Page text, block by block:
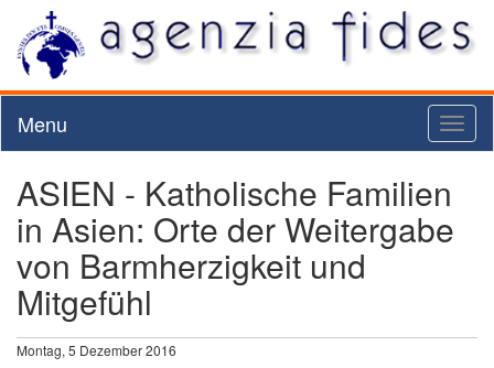
Menu
ASIEN - Katholische Familien
in Asien: Orte der Weitergabe
von Barmherzigkeit und
Mitgefühl
Montag, 5 Dezember 2016